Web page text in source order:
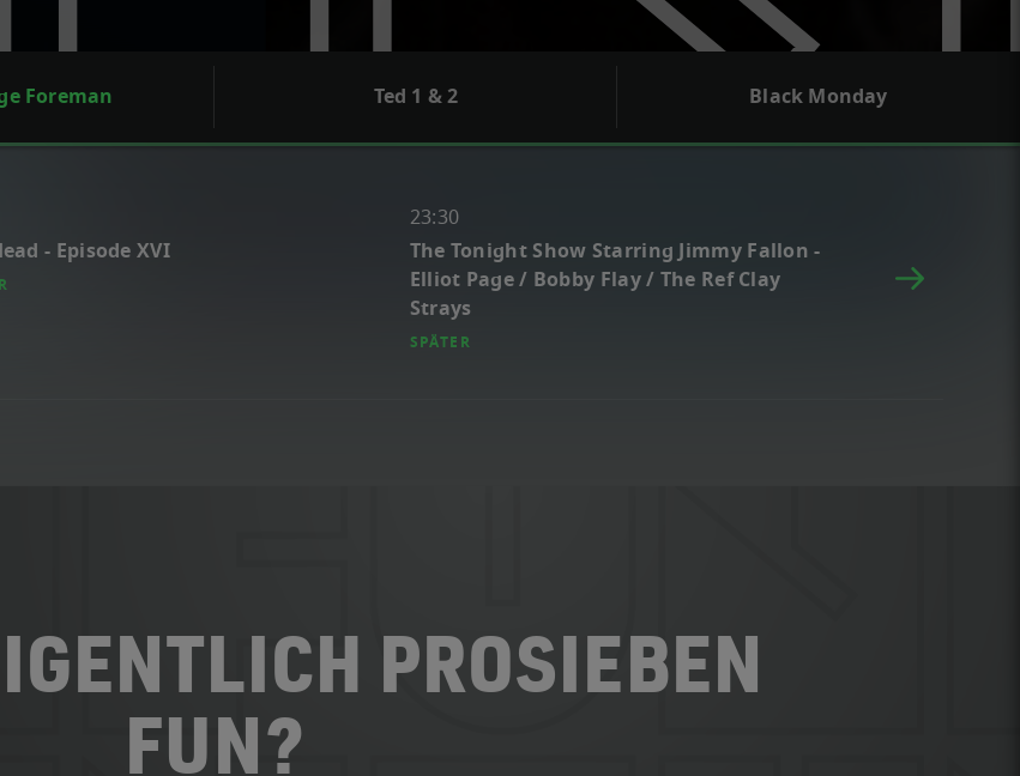
Foreman Ted 1 & 2 Black Monday
- Episode XVI
23:30
The Tonight Show Starring Jimmy Fallon -
Elliot Page / Bobby Flay / The Ref Clay
Strays
SPÄTER
PROSIEBEN
FUN?